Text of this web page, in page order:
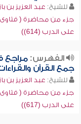
للشيخ: عبد العزيز بن باز
جزء من محاضرة ( فتاوى
على الدرب (614))
الفهرس:مراجع
جمع القرآن
للشيخ: عبد العزيز بن باز
جزء من محاضرة ( فتاوى
على الدرب (617))